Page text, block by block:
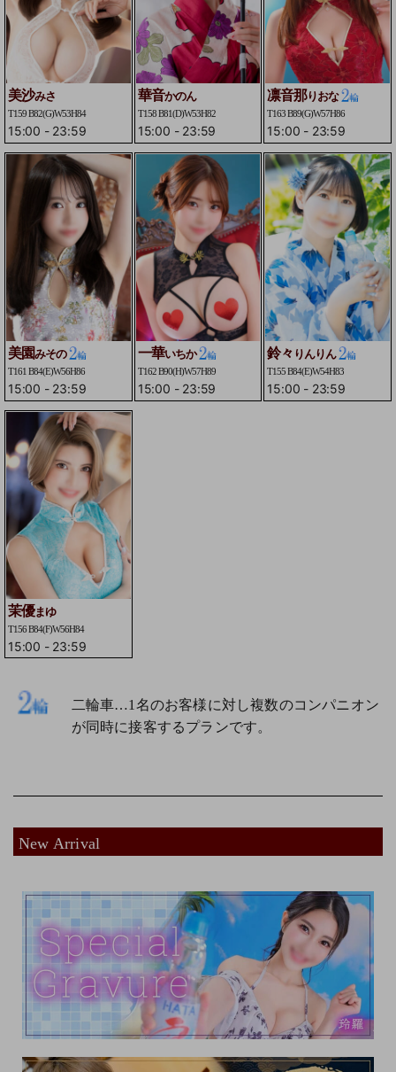
美沙みさ
T159 B82(G)W53H84
15:00 - 23:59
華音かのん
T158 B81(D)W53H82
15:00 - 23:59
凛音那りおな
T163 B89(G)W57H86
15:00 - 23:59
美園みその
T161 B84(E)W56H86
15:00 - 23:59
一華いちか
T162 B90(H)W57H89
15:00 - 23:59
鈴々りんりん
T155 B84(E)W54H83
15:00 - 23:59
茉優まゆ
T156 B84(F)W56H84
15:00 - 23:59
二輪車…1名のお客様に対し複数のコンパニオン
が同時に接客するプランです。
New Arrival